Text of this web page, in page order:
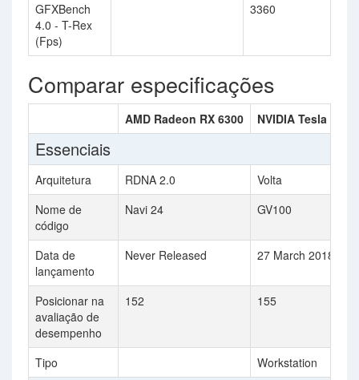
GFXBench
4.0 - T-Rex
(Fps)
3360
Comparar especificações
AMD Radeon RX 6300 NVIDIA Tesla
Essenciais
Arquitetura RDNA 2.0
Volta
Nome de
código
Navi 24 GV100
Data de
lançamento
Never Released 27 March 2018
Posicionar na
avaliação de
desempenho
152 155
Tipo Workstation